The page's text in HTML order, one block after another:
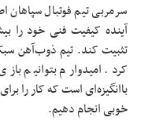
سرمربی تیم فوتبال
آینده کیفیت فنی خود را
تثبیت کند. تیم ذوب‌آهن
کرد. امیدوارم بتوانیم
باانگیزه‌ای است که کار را
خوبی انجام دهیم.